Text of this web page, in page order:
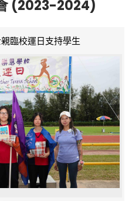
(2023-2024)
臨校運日支持學生